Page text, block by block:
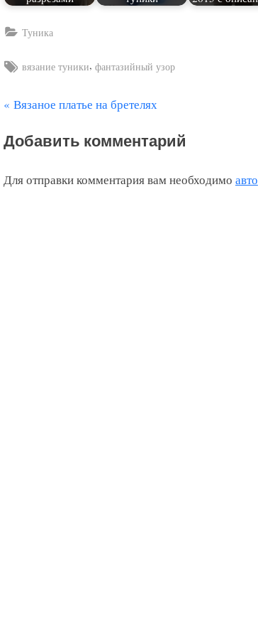
Туника
Tags:
вязание туники, фантазийный узор
Навигация
по
записям
П
е
ы
Вязаное платье на бретелях
Добавить комментарий
Для отправки комментария вам необходимо